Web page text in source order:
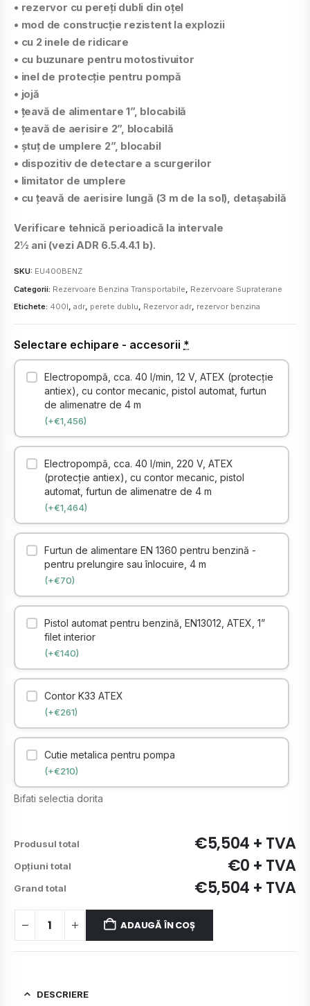
• rezervor cu pereţi dubli din oţel
• mod de construcţie rezistent la explozii
• cu 2 inele de ridicare
• cu buzunare pentru motostivuitor
• inel de protecţie pentru pompă
• jojă
• ţeavă de alimentare 1”, blocabilă
• ţeavă de aerisire 2”, blocabilă
• ştuţ de umplere 2”, blocabil
• dispozitiv de detectare a scurgerilor
• limitator de umplere
• cu ţeavă de aerisire lungă (3 m de la sol), detaşabilă
Verificare tehnică perioadică la intervale
2½ ani (vezi ADR 6.5.4.4.1 b).
SKU: EU400BENZ
Categorii: Rezervoare Benzina Transportabile
Rezervoare Supraterane
Etichete: 400l, adr, perete dublu, Rezervor adr, rezervor benzina
Selectare echipare - accesorii *
Electropompă, cca. 40 l/min, 12 V, ATEX (protecţie
antiex), cu contor mecanic, pistol automat, furtun
de alimenatre de 4 m
(+€1,456)
Electropompă, cca. 40 l/min, 220 V, ATEX
(protecţie antiex), cu contor mecanic, pistol
automat, furtun de alimenatre de 4 m
(+€1,464)
Furtun de alimentare EN 1360 pentru benzină -
pentru prelungire sau înlocuire, 4 m
(+€70)
Pistol automat pentru benzină, EN13012, ATEX, 1”
filet interior
(+€140)
Contor K33 ATEX
(+€261)
Cutie metalica pentru pompa
(+€210)
Bifati selectia dorita
Produsul total €5,504 + TVA
Opțiuni total €0 + TVA
Grand total €5,504 + TVA
ADAUGĂ ÎN COȘ
DESCRIERE